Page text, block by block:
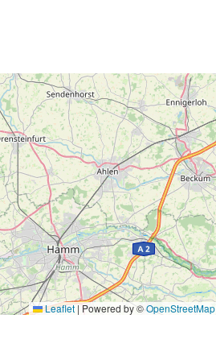
Leaflet|Powered by ©OpenStreetMap